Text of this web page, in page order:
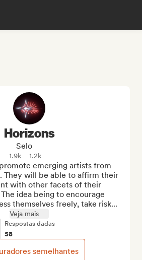
Horizons
Selo
1.9k 1.2k
emerging artists from
They will be able to affirm their
with other facets of their
idea being to encourage
themselves freely, take risk...
Veja mais
Respostas dadas
58
semelhantes